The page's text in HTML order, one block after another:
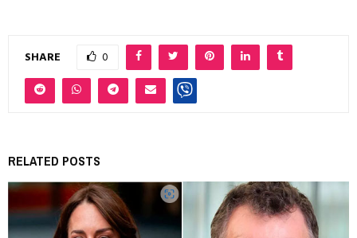
SHARE 0
RELATED POSTS